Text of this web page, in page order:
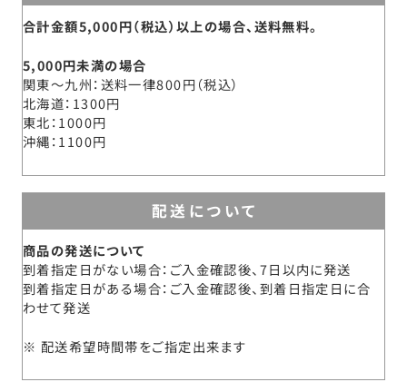
合計金額5,000円（税込）以上の場合、送料無料。
5,000円未満の場合
関東～九州 送料一律800円（税込）
北海道 1300円
東北 1000円
沖縄 1100円
配送について
商品の発送について
到着指定日がない場合：ご入金確認後、7日以内に発送
到着指定日がある場合：ご入金確認後、到着日指定日に合
わせて発送
配送希望時間帯をご指定出来ます